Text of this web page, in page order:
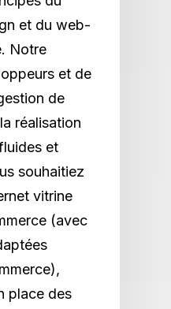
et du web-
Notre
et de
de
réalisation
et
souhaitiez
vitrine
(avec
place des